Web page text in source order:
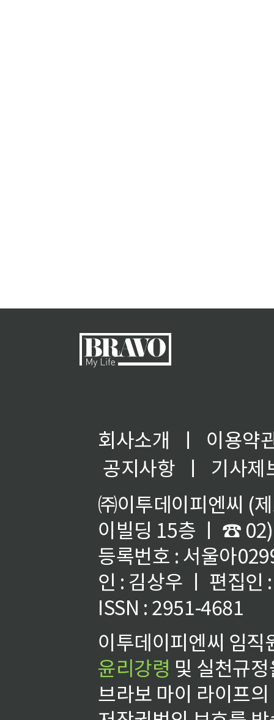
회사소개 ㅣ
이용약
공지사항
ㅣ
기사제
㈜이투데이피엔씨 (
이빌딩 15층 ㅣ ☎
등록번호 : 서울아
인 : 김상우 ㅣ 편집인
ISSN : 2951-4681
이투데이피엔씨 임
윤리강령 및 실천규
브라보 마이 라이프